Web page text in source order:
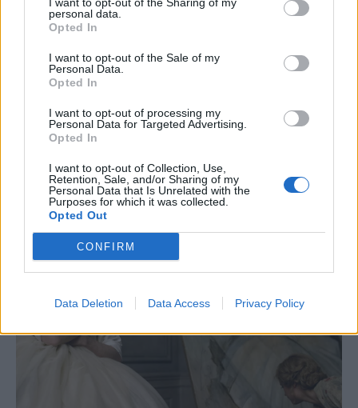
personal data.
Opted In
I want to opt-out of the Sale of my
Personal Data.
Opted In
I want to opt-out of processing my
Personal Data for Targeted Advertising.
Opted In
I want to opt-out of Collection, Use,
Retention, Sale, and/or Sharing of my
Personal Data that Is Unrelated with the
Purposes for which it was collected.
Opted Out
CONFIRM
Data Deletion Data Access Privacy Policy